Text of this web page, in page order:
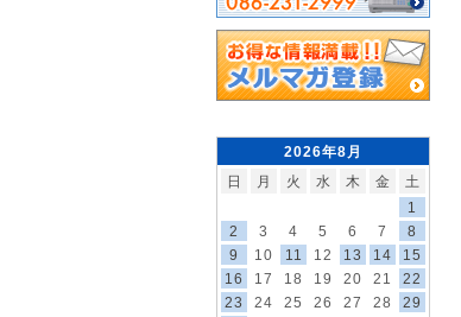
2026年8月
日
月 火 水 木 金
土
1
2
3 4 5 6 7
8
9
10 11 12 13 14
15
16
17 18 19 20 21
22
23
24 25 26 27 28
29